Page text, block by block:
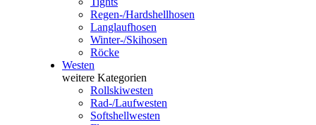
Regen-/Hardshellhosen
Langlaufhosen
Winter-/Skihosen
Röcke
Westen
weitere Kategorien
Rollskiwesten
Rad-/Laufwesten
Softshellwesten